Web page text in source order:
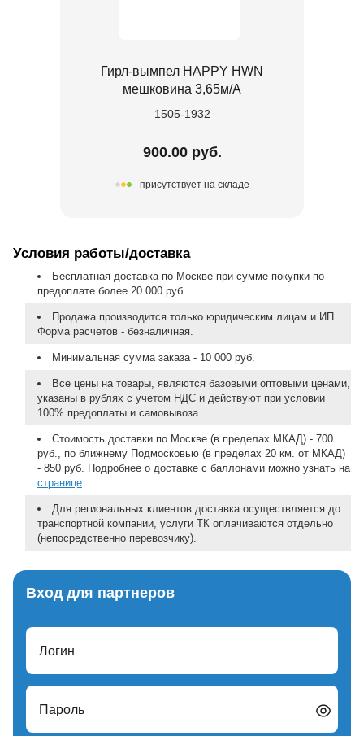
Гирл-вымпел HAPPY HWN
мешковина 3,65м/A
1505-1932
900.00 руб.
присутствует на складе
Условия работы/доставка
Бесплатная доставка по Москве при сумме покупки по
предоплате более 20 000 руб.
Продажа производится только юридическим лицам и ИП.
Форма расчетов - безналичная.
Минимальная сумма заказа - 10 000 руб.
Все цены на товары, являются базовыми оптовыми ценами,
указаны в рублях с учетом НДС и действуют при условии
100% предоплаты и самовывоза
Стоимость доставки по Москве (в пределах МКАД) - 700
руб., по ближнему Подмосковью (в пределах 20 км. от МКАД)
- 850 руб. Подробнее о доставке с баллонами можно узнать на
странице
Для региональных клиентов доставка осуществляется до
транспортной компании, услуги ТК оплачиваются отдельно
(непосредственно перевозчику).
Вход для партнеров
Логин
Пароль